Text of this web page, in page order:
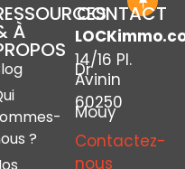
À
?
CONTACT
14/16 Pl.
Dr
Avinin
60250
Mouy
Contactez-
nous